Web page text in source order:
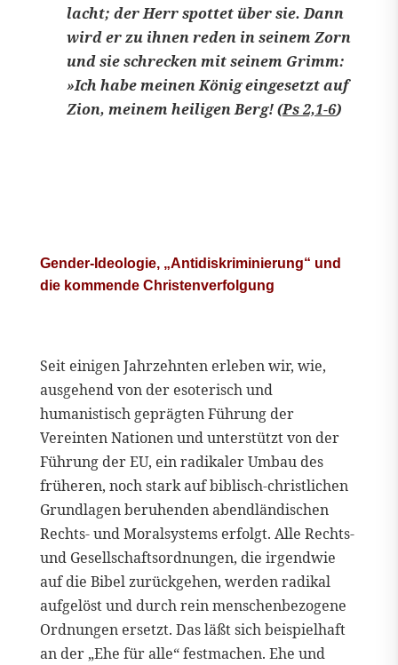
lacht; der Herr spottet über sie. Dann
wird er zu ihnen reden in seinem Zorn
und sie schrecken mit seinem Grimm:
»Ich habe meinen König eingesetzt auf
Zion, meinem heiligen Berg! (Ps 2,1-6)
Gender-Ideologie, „Antidiskriminierung“ und
die kommende Christenverfolgung
Seit einigen Jahrzehnten erleben wir, wie,
ausgehend von der esoterisch und
humanistisch geprägten Führung der
Vereinten Nationen und unterstützt von der
Führung der EU, ein radikaler Umbau des
früheren, noch stark auf biblisch-christlichen
Grundlagen beruhenden abendländischen
Rechts- und Moralsystems erfolgt. Alle Rechts-
und Gesellschaftsordnungen, die irgendwie
auf die Bibel zurückgehen, werden radikal
aufgelöst und durch rein menschenbezogene
Ordnungen ersetzt. Das läßt sich beispielhaft
an der „Ehe für alle“ festmachen. Ehe und